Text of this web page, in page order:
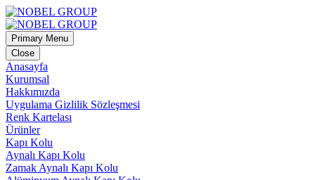
Primary Menu
Close
Anasayfa
Kurumsal
Hakkımızda
Uygulama Gizlilik Sözleşmesi
Renk Kartelası
Ürünler
Kapı Kolu
Aynalı Kapı Kolu
Zamak Aynalı Kapı Kolu